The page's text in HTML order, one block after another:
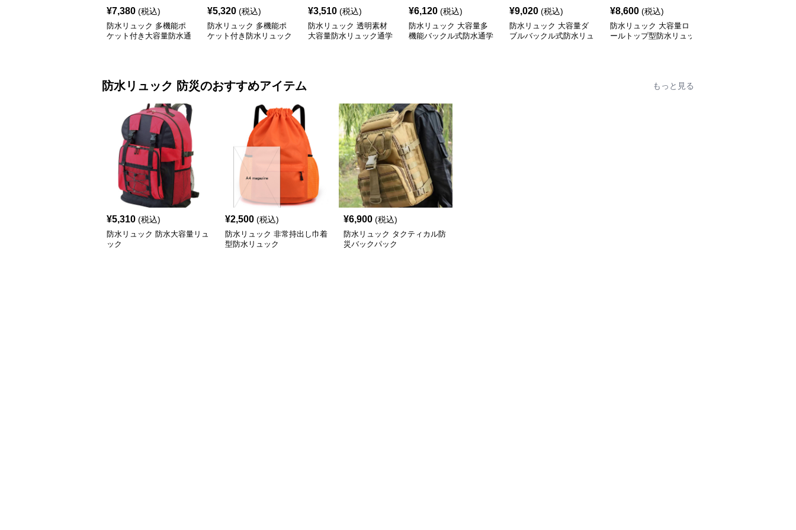
¥7,380 (税込)
防水リュック 多機能ポ
ケット付き大容量防水通
¥5,320 (税込)
防水リュック 多機能ポ
ケット付き防水リュック
¥3,510 (税込)
防水リュック 透明素材
大容量防水リュック通学
¥6,120 (税込)
防水リュック 大容量多
機能バックル式防水通学
¥9,020 (税込)
防水リュック 大容量ダ
ブルバックル式防水リュ
¥8,600 (税込)
防水リュック 大容量ロ
ールトップ型防水リュッ
防水リュック 防災のおすすめアイテム もっと見る
¥5,310 (税込)
防水リュック 防水大容量リュ
ック
¥2,500 (税込)
防水リュック 非常持出し巾着
型防水リュック
¥6,900 (税込)
防水リュック タクティカル防
災バックパック